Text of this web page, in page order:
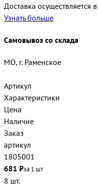
Доставка
Узнать больше
Самовывоз со склада
МО, г. Раменское
Артикул
Характеристики
Цена
Наличие
Заказ
артикул
1805001
681 ₽за 1 шт
8 шт.